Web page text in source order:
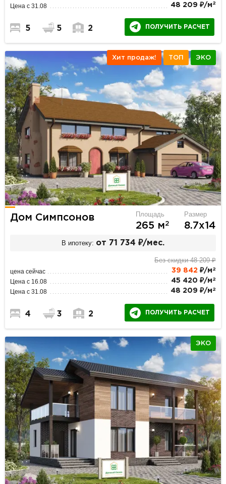
Цена с 31.08 48 209 ₽/м 2
5 5 2 ПОЛУЧИТЬ РАСЧЕТ
Хит продаж! ТОП ЭКО
Дом Симпсонов Площадь
265 м2
Размер
8.7х14
В ипотеку: от 71 734 ₽/мес.
Без скидки 48 209 ₽
цена сейчас 39 842 ₽/м 2
Цена с 16.08 45 420 ₽/м 2
Цена с 31.08 48 209 ₽/м 2
4 3 2 ПОЛУЧИТЬ РАСЧЕТ
ЭКО